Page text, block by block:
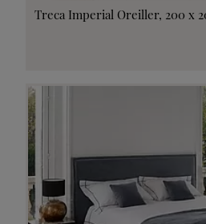
Treca Imperial Oreiller, 200 x